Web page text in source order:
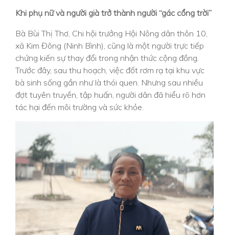
Khi phụ nữ và người già trở thành người “gác cổng trời”
Bà Bùi Thị Thơ, Chi hội trưởng Hội Nông dân thôn 10,
xã Kim Đông (Ninh Bình), cũng là một người trực tiếp
chứng kiến sự thay đổi trong nhận thức cộng đồng.
Trước đây, sau thu hoạch, việc đốt rơm rạ tại khu vực
bà sinh sống gần như là thói quen. Nhưng sau nhiều
đợt tuyên truyền, tập huấn, người dân đã hiểu rõ hơn
tác hại đến môi trường và sức khỏe.